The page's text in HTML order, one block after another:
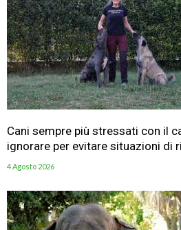
Cani sempre più stressati con il
ignorare per evitare situazioni di
4 Agosto 2026